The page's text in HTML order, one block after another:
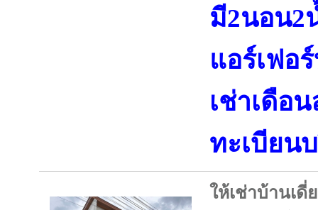
มี2นอน2
แอร์เฟอ
เช่าเดือ
ทะเบียน
ให้เช่าบ้านเดี่